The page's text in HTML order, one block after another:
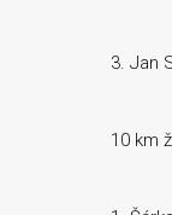
3. Jan
10 km